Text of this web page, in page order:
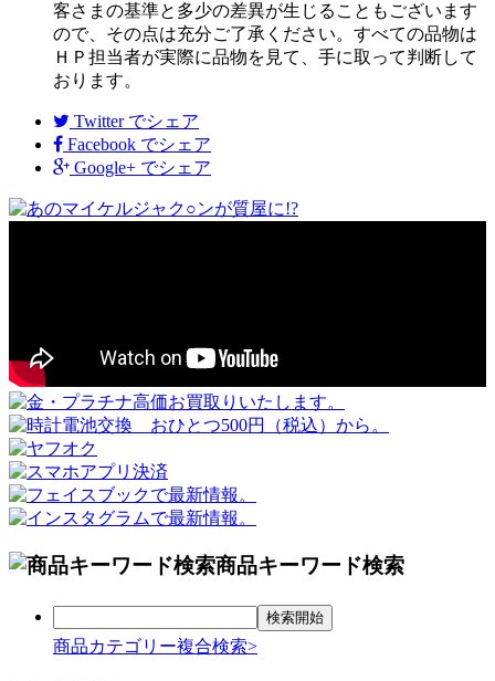
客さまの基準と多少の差異が生じることもございます
ので、その点は充分ご了承ください。すべての品物は
ＨＰ担当者が実際に品物を見て、手に取って判断して
おります。
Twitter でシェア
Facebook でシェア
Google+ でシェア
商品キーワード検索
商品カテゴリー複合検索>